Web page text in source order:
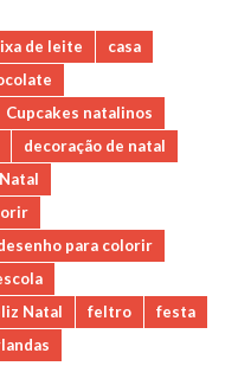
de leite
casa
Cupcakes natalinos
decoração de natal
para colorir
Natal feltro
festa